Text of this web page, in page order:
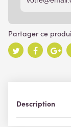
Description